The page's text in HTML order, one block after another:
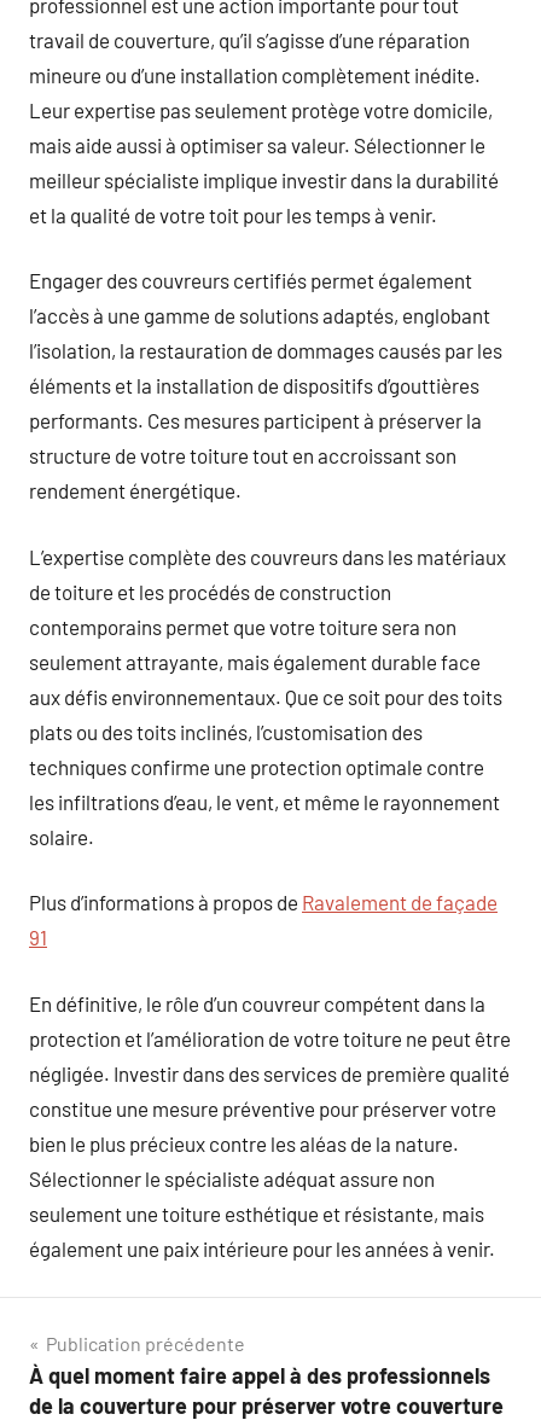
travail de couverture, qu’il s’agisse d’une réparation
mineure ou d’une installation complètement inédite.
Leur expertise pas seulement protège votre domicile,
mais aide aussi à optimiser sa valeur. Sélectionner le
meilleur spécialiste implique investir dans la durabilité
et la qualité de votre toit pour les temps à venir.
Engager des couvreurs certifiés permet également
l’accès à une gamme de solutions adaptés, englobant
l’isolation, la restauration de dommages causés par les
éléments et la installation de dispositifs d’gouttières
performants. Ces mesures participent à préserver la
structure de votre toiture tout en accroissant son
rendement énergétique.
L’expertise complète des couvreurs dans les matériaux
de toiture et les procédés de construction
contemporains permet que votre toiture sera non
seulement attrayante, mais également durable face
aux défis environnementaux. Que ce soit pour des toits
plats ou des toits inclinés, l’customisation des
techniques confirme une protection optimale contre
les infiltrations d’eau, le vent, et même le rayonnement
solaire.
Plus d’informations à propos de Ravalement de façade
91
En définitive, le rôle d’un couvreur compétent dans la
protection et l’amélioration de votre toiture ne peut être
négligée. Investir dans des services de première qualité
constitue une mesure préventive pour préserver votre
bien le plus précieux contre les aléas de la nature.
Sélectionner le spécialiste adéquat assure non
seulement une toiture esthétique et résistante, mais
également une paix intérieure pour les années à venir.
Navigation
de
Publication précédente
À quel moment faire appel à des professionnels
de la couverture pour préserver votre couverture